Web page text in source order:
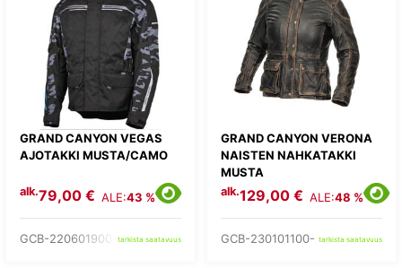
GRAND CANYON VEGAS
AJOTAKKI MUSTA/CAMO
alk.79,00 € ALE:43 %
GCB-220601900- tarkista saatavuus
GRAND CANYON VERONA
NAISTEN NAHKATAKKI
MUSTA
alk.129,00 € ALE:48 %
GCB-230101100- tarkista saatavuus